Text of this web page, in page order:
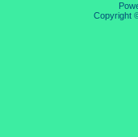
Copyright